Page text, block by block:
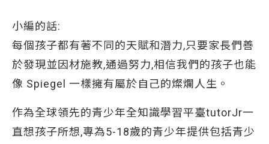
小編的話:
每個孩子都有著不同的天賦和潛力,只要家長們善
於發現並因材施教,通過努力,相信我們的孩子也能
像 Spiegel 一樣擁有屬於自己的燦爛人生。
作為全球領先的青少年全知識學習平臺tutorJr一
直想孩子所想,專為5-18歲的青少年提供包括青少